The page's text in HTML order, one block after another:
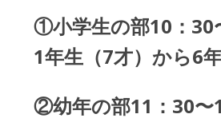
①小学生の部10：30
1年生（7才） から6
②幼年の部11：30〜